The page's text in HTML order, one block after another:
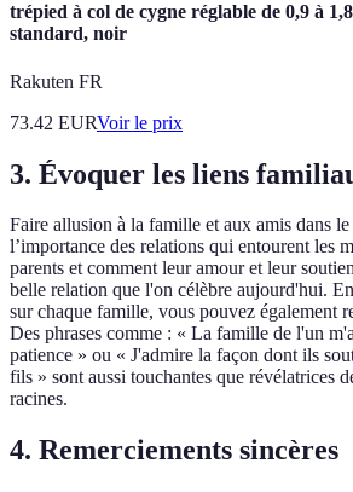
trépied à col de cygne réglable de 0,9 à
standard, noir
Rakuten FR
73.42 EURVoir le prix
3. Évoquer les liens
Faire allusion à la famille et aux amis dans
l’importance des relations qui entourent les
parents et comment leur amour et leur
belle relation que l'on célèbre aujourd'hui.
sur chaque famille, vous pouvez également
Des phrases comme : « La famille de l'un
patience » ou « J'admire la façon dont ils
fils » sont aussi touchantes que révélatrices
racines.
4. Remerciements sincères